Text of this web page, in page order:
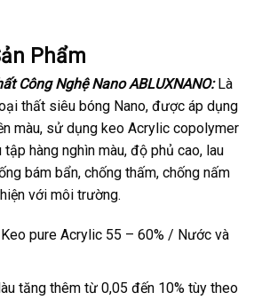
Phẩm
Công Nghệ Nano ABLUXNANO:Là
thất siêu bóng Nano, được áp dụng
màu, sử dụng keo Acrylic copolymer
hàng nghìn màu, độ phủ cao, lau
bám bẩn, chống thấm, chống nấm
với môi trường.
pure Acrylic 55 – 60% / Nước và
tăng thêm từ 0,05 đến 10% tùy theo